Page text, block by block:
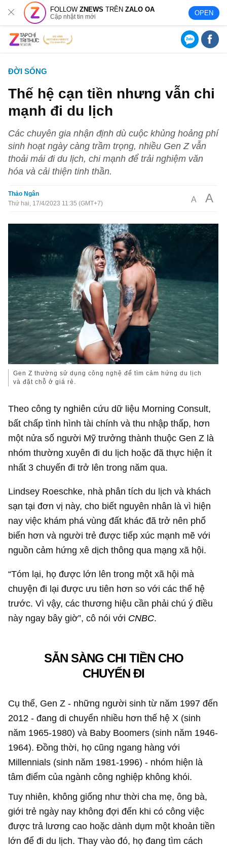
FOLLOWZNEWS TRÊNZALO OA
Cập nhật tin mới OPEN
ĐỜI SỐNG
Thế hệ cạn tiền nhưng vẫn chi
mạnh đi du lịch
Các chuyên gia nhận định dù cuộc khủng hoảng phí
sinh hoạt ngày càng trầm trọng, nhiều Gen Z vẫn
thoải mái đi du lịch, chi mạnh để trải nghiệm văn
hóa và cải thiện tinh thần.
Thảo Ngân
Thứ hai, 17/4/2023 11:35 (GMT+7)
A A
Gen Z thường sử dụng công nghệ để tìm cảm hứng du lịch
và đặt chỗ ở giá rẻ.
Theo công ty nghiên cứu dữ liệu Morning Consult,
bất chấp tình hình tài chính và thu nhập thấp, hơn
một nửa số người Mỹ trưởng thành thuộc Gen Z là
nhóm thường xuyên đi du lịch hoặc đã thực hiện ít
nhất 3 chuyến đi trở lên trong năm qua.
Lindsey Roeschke, nhà phân tích du lịch và khách
sạn tại đơn vị này, cho biết nguyên nhân là vì hiện
nay việc khám phá vùng đất khác đã trở nên phổ
biến hơn và người trẻ được tiếp xúc mạnh mẽ với
nguồn cảm hứng xê dịch thông qua mạng xã hội.
“Tóm lại, họ được lớn lên trong một xã hội mà
chuyện đi lại được ưu tiên hơn so với các thế hệ
trước. Vì vậy, các thương hiệu cần phải chú ý điều
này ngay bây giờ”, cô nói với CNBC.
SẴN SÀNG CHI TIỀN CHO
CHUYẾN ĐI
Cụ thể, Gen Z - những người sinh từ năm 1997 đến
2012 - đang di chuyển nhiều hơn thế hệ X (sinh
năm 1965-1980) và Baby Boomers (sinh năm 1946-
1964). Đồng thời, họ cũng ngang hàng với
Millennials (sinh năm 1981-1996) - nhóm hiện là
tâm điểm của ngành công nghiệp không khói.
Tuy nhiên, không giống như thời cha mẹ, ông bà,
giới trẻ ngày nay không đợi đến khi có công việc
được trả lương cao hoặc dành dụm một khoản tiền
lớn để đi du lịch. Thay vào đó, họ đang tìm cách